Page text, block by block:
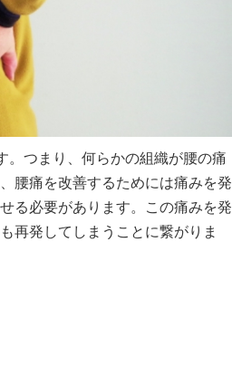
。つまり、何らかの組織が腰の痛
腰痛を改善するためには痛みを発
る必要があります。この痛みを発
再発してしまうことに繋がりま